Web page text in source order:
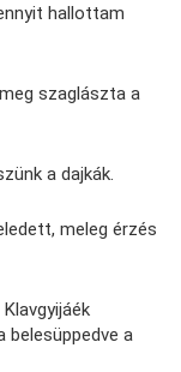
hallottam
szaglászta a
a dajkák.
meleg érzés
belesüppedve a